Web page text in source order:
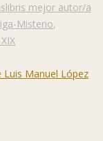
mejor autor/a
Misterio,